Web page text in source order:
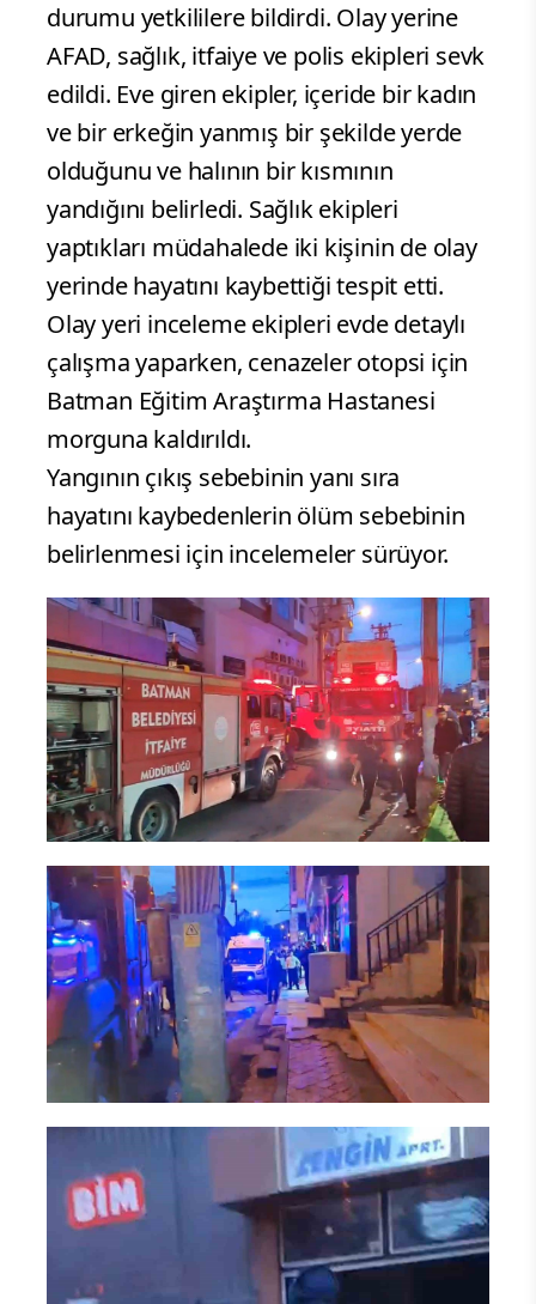
durumu yetkililere bildirdi. Olay yerine
AFAD, sağlık, itfaiye ve polis ekipleri sevk
edildi. Eve giren ekipler, içeride bir kadın
ve bir erkeğin yanmış bir şekilde yerde
olduğunu ve halının bir kısmının
yandığını belirledi. Sağlık ekipleri
yaptıkları müdahalede iki kişinin de olay
yerinde hayatını kaybettiği tespit etti.
Olay yeri inceleme ekipleri evde detaylı
çalışma yaparken, cenazeler otopsi için
Batman Eğitim Araştırma Hastanesi
morguna kaldırıldı.
Yangının çıkış sebebinin yanı sıra
hayatını kaybedenlerin ölüm sebebinin
belirlenmesi için incelemeler sürüyor.